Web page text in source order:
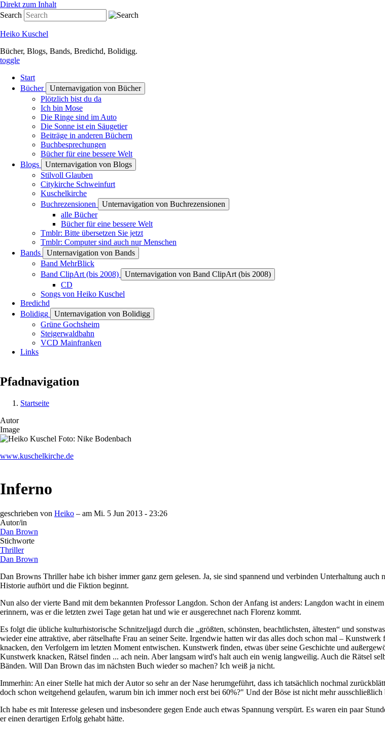
Direkt zum Inhalt
Search
Heiko Kuschel
Bücher, Blogs, Bands, Bredichd, Bolidigg.
toggle
Start
Bücher
Unternavigation von Bücher
Plötzlich bist du da
Ich bin Mose
Die Ringe sind im Auto
Die Sonne ist ein Säugetier
Beiträge in anderen Büchern
Buchbesprechungen
Bücher für eine bessere Welt
Blogs
Unternavigation von Blogs
Stilvoll Glauben
Citykirche Schweinfurt
Kuschelkirche
Buchrezensionen
Unternavigation von Buchrezensionen
alle Bücher
Bücher für eine bessere Welt
Tmblr: Bitte übersetzen Sie jetzt
Tmblr: Computer sind auch nur Menschen
Bands
Unternavigation von Bands
Band MehrBlick
Band ClipArt (bis 2008)
Unternavigation von Band ClipArt (bis 2008)
CD
Songs von Heiko Kuschel
Bredichd
Bolidigg
Unternavigation von Bolidigg
Grüne Gochsheim
Steigerwaldbahn
VCD Mainfranken
Links
Pfadnavigation
Startseite
Autor
Image
www.kuschelkirche.de
Inferno
geschrieben von Heiko – am Mi. 5 Jun 2013 - 23:26
Autor/in
Dan Brown
Stichworte
Thriller
Dan Brown
Dan Browns Thriller habe ich bisher immer ganz gern gelesen. Ja, sie sind spannend und verbinden Unterhaltung
Historie aufhört und die Fiktion beginnt.
Nun also der vierte Band mit dem bekannten Professor Langdon. Schon der Anfang ist anders: Langdon wacht in
erinnern, was er die letzten zwei Tage getan hat und wie er ausgerechnet nach Florenz kommt.
Es folgt die übliche kulturhistorische Schnitzeljagd durch die „größten, schönsten, beachtlichsten, ältesten“ und
wieder eine attraktive, aber rätselhafte Frau an seiner Seite. Irgendwie hatten wir das alles doch schon mal –
knacken, den Verfolgern im letzten Moment entwischen. Kunstwerk finden, etwas über seine Geschichte und
Kunstwerk knacken, Rätsel finden ... ach nein. Aber langsam wird's halt auch ein wenig langweilig. Auch die Rätsel
Bänden. Will Dan Brown das im nächsten Buch wieder so machen? Ich weiß ja nicht.
Immerhin: An einer Stelle hat mich der Autor so sehr an der Nase herumgeführt, dass ich tatsächlich nochmal
doch schon weitgehend gelaufen, warum bin ich immer noch erst bei 60%?" Und der Böse ist nicht mehr
Ich habe es mit Interesse gelesen und insbesondere gegen Ende auch etwas Spannung verspürt. Es waren ein paar
er einen derartigen Erfolg gehabt hätte.